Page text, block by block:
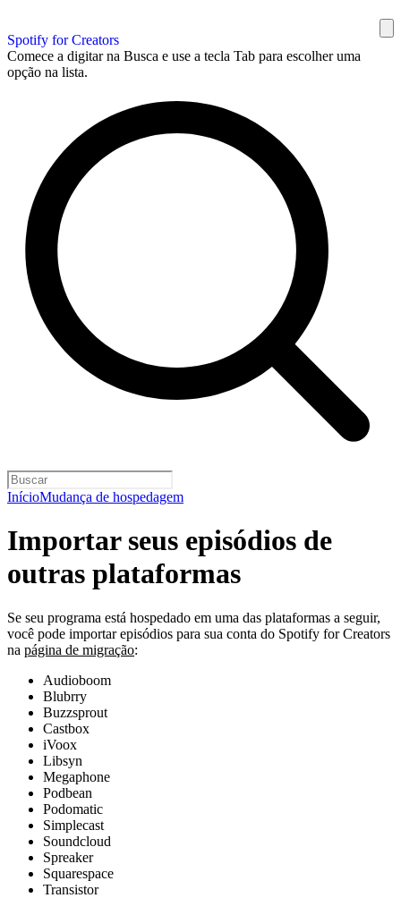
Spotify for Creators
Comece a digitar na Busca e use a tecla Tab para escolher uma
opção na lista.
InícioMudança de hospedagem
Importar seus episódios de
outras plataformas
Se seu programa está hospedado em uma das plataformas a seguir,
você pode importar episódios para sua conta do Spotify for Creators
na página de migração:
Audioboom
Blubrry
Buzzsprout
Castbox
iVoox
Libsyn
Megaphone
Podbean
Podomatic
Simplecast
Soundcloud
Spreaker
Squarespace
Transistor